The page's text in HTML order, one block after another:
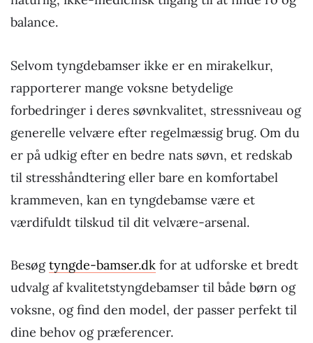
balance.
Selvom tyngdebamser ikke er en mirakelkur,
rapporterer mange voksne betydelige
forbedringer i deres søvnkvalitet, stressniveau og
generelle velvære efter regelmæssig brug. Om du
er på udkig efter en bedre nats søvn, et redskab
til stresshåndtering eller bare en komfortabel
krammeven, kan en tyngdebamse være et
værdifuldt tilskud til dit velvære-arsenal.
Besøgtyngde-bamser.dk for at udforske et bredt
udvalg af kvalitetstyngdebamser til både børn og
voksne, og find den model, der passer perfekt til
dine behov og præferencer.